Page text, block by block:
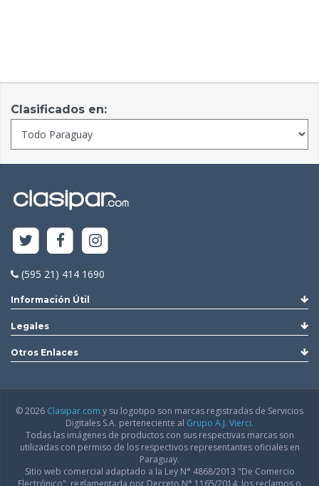
Clasificados en:
(595 21) 414 1690
Información Útil
Legales
Otros Enlaces
© 2026 Clasipar.com y su logotipo son marcas registradas de Servicios
Digitales S.A. perteneciente al Grupo A.J. Vierci.
Todas las imágenes de productos con sus respectivas marcas son
utilizadas con permiso de los respectivos representantes oficiales en
Paraguay.
Sitio web comercial adaptado a la Ley N° 4868/2013 "De Comercio
Electrónico", reglamentada por Decreto N° 1165/2014, los reclamos o